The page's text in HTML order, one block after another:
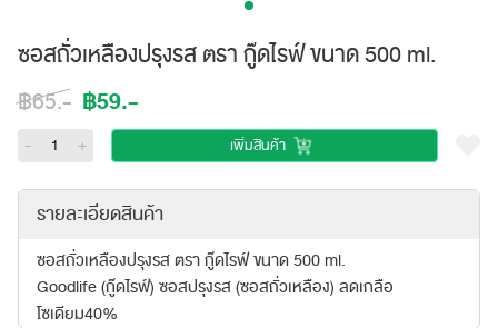
ซอสถั่วเหลืองปรุงรส ตรา กู๊ดไรฟ์ ขนาด 500 ml.
฿65.- ฿59.-
- + เพิ่มสินค้า
รายละเอียดสินค้า
ซอสถั่วเหลืองปรุงรส ตรา กู๊ดไรฟ์ ขนาด 500 ml.
Goodlife (กู๊ดไรฟ์) ซอสปรุงรส (ซอสถั่วเหลือง) ลดเกลือ
โซเดียม40%